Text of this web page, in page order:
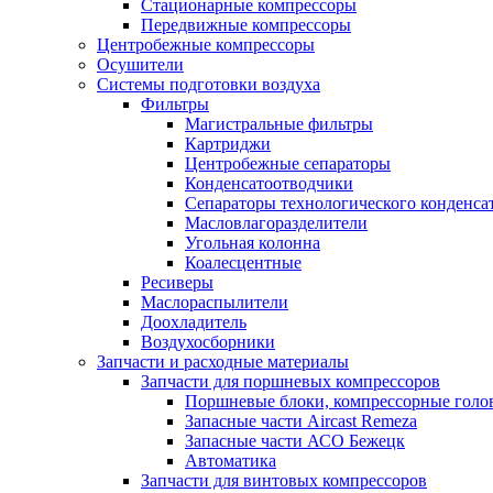
Стационарные компрессоры
Передвижные компрессоры
Центробежные компрессоры
Осушители
Системы подготовки воздуха
Фильтры
Магистральные фильтры
Картриджи
Центробежные сепараторы
Конденсатоотводчики
Сепараторы технологического
Масловлагоразделители
Угольная колонна
Коалесцентные
Ресиверы
Маслораспылители
Доохладитель
Воздухосборники
Запчасти и расходные материалы
Запчасти для поршневых компрессоров
Поршневые блоки, компрессорные
Запасные части Aircast Remeza
Запасные части АСО Бежецк
Автоматика
Запчасти для винтовых компрессоров